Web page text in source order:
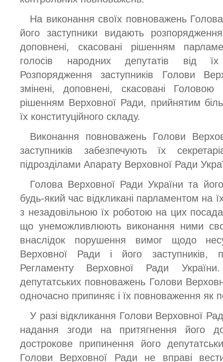
На виконання своїх повноважень
його заступники видають
доповнені, скасовані рішенням
голосів народних депутатів від їх
Розпорядження заступників Голови
змінені, доповнені, скасовані
рішенням Верховної Ради, прийнятим
їх конституційного складу.
Виконання повноважень Голови
заступників забезпечують їх
підрозділами Апарату Верховної Ради
Голова Верховної Ради України та
будь-який час відкликані парламентом на
з незадовільною їх роботою на цих
що унеможливлюють виконання ними
внаслідок порушення вимог щодо
Верховної Ради і його заступників,
Регламенту Верховної Ради
депутатських повноважень Голови
одночасно припиняє і їх повноваження як
У разі відкликання Голови Верховної
надання згоди на притягнення його
дострокове припинення його
Голови Верховної Ради не вправі